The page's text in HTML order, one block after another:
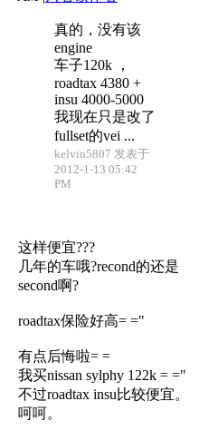
真的，没有该
engine
车子120k ，
roadtax 4380 +
insu 4000-5000
我现在只是改了
fullset的vei ...
kelvin5807 发表于
2012-1-13 05:42
PM
这样便宜???
几年的车哦?recond的还是
second啊?
roadtax保险好高= ="
有点后悔啦= =
我买nissan sylphy 122k = ="
不过roadtax insu比较便宜。
呵呵。